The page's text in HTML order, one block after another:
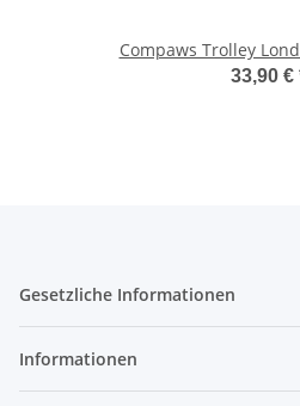
Compaws Trolley
33,90 €
Gesetzliche Informationen
Informationen